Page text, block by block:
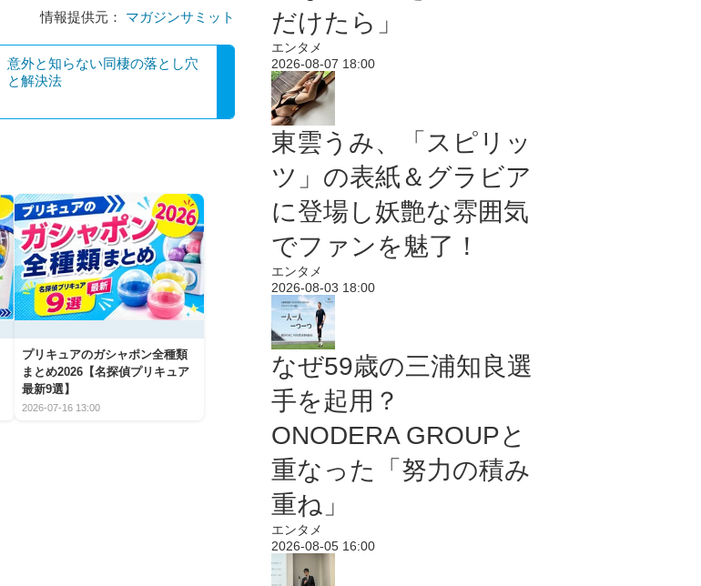
情報提供元： マガジンサミット
意外と知らない同棲の落とし穴
と解決法
プリキュアのガシャポン全種類
まとめ2026【名探偵プリキュア
最新9選】
2026-07-16 13:00
だけたら」
エンタメ
2026-08-07 18:00
東雲うみ、「スピリッ
ツ」の表紙＆グラビア
に登場し妖艶な雰囲気
でファンを魅了！
エンタメ
2026-08-03 18:00
なぜ59歳の三浦知良選
手を起用？
ONODERA GROUPと
重なった「努力の積み
重ね」
エンタメ
2026-08-05 16:00